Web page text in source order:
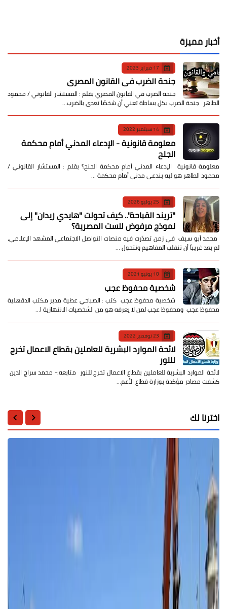
أخبار مميزة
17 فبراير 2023
جنحة الضرب في القانون المصري
جنحة الضرب في القانون المصري بقلم : المستشار القانوني / محمود
الطاهر جنحة الضرب بكل بساطة تعني أن شخصًا تعدى بالضرب…
14 سبتمبر 2022
معلومة قانونية - الإدعاء المدني أمام محكمة
الجنح
معلومة قانونية الإدعاء المدني أمام محكمة الجنح؟ بقلم : المستشار القانوني /
محمود الطاهر هو ليه بندعي مدني أمام محكمة …
25 يوليو 2026
​"تريند القباحة".. كيف تحولت "هايدي زيدان" إلى
نموذج مرفوض للست المصرية؟
​ محمد أبو سيف ​في زمن تصدّرت فيه منصات التواصل الاجتماعي المشهد الإعلامي،
لم يعد غريباً أن تنقلب المفاهيم وتتحول …
10 يونيو 2021
شخصية محفوظ عجب
شخصية محفوظ عجب كتب : الصباحي عطية مدير مكتب الدقهلية
محفوظ عجب ومحفوظ عجب لمن لا يعرفه هو من الشخصيات الانتهازية ا…
23 نوفمبر 2022
لائحة الموارد البشرية للعاملين بقطاع الاعمال تخرج
للنور
لائحة الموارد البشرية للعاملين بقطاع الاعمال تخرج للنور متابعه:- محمد سراج الدين
كشفت مصادر مؤكدة بوزارة قطاع الأعم…
اخترنا لك